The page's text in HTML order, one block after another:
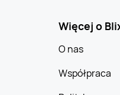
Więcej o
O nas
Współpraca